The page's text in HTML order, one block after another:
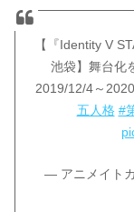
【『Identity V
池袋】舞台化
2019/12/4～
五人格 #
— アニメイト